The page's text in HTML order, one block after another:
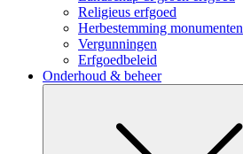
Religieus erfgoed
Herbestemming monumenten
Vergunningen
Erfgoedbeleid
Onderhoud & beheer